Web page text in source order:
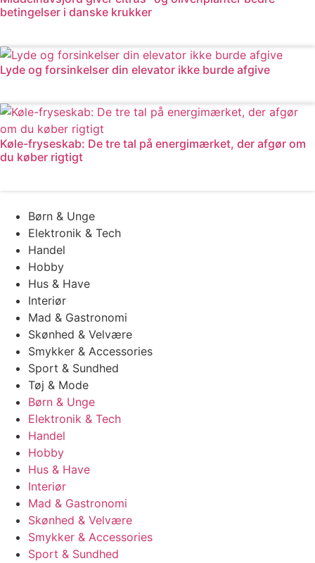
betingelser i danske krukker
Lyde og forsinkelser din elevator ikke burde afgive
Køle-fryseskab: De tre tal på energimærket, der afgør om
du køber rigtigt
Børn & Unge
Elektronik & Tech
Handel
Hobby
Hus & Have
Interiør
Mad & Gastronomi
Skønhed & Velvære
Smykker & Accessories
Sport & Sundhed
Tøj & Mode
Børn & Unge
Elektronik & Tech
Handel
Hobby
Hus & Have
Interiør
Mad & Gastronomi
Skønhed & Velvære
Smykker & Accessories
Sport & Sundhed